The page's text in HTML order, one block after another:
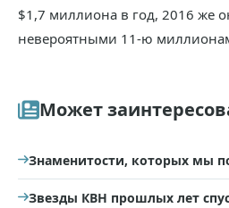
$1,7 миллиона в год, 2016 же
невероятными 11-ю
Может
Знаменитости, которых мы
Звезды КВН прошлых лет